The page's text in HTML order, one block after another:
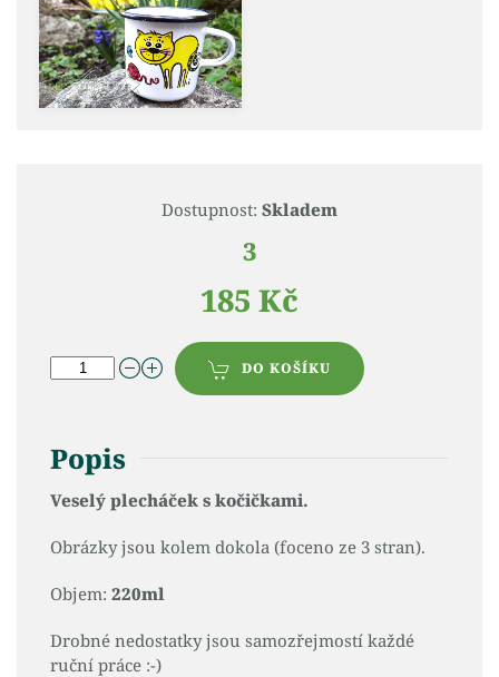
Dostupnost: Skladem
3
185 Kč
DO KOŠÍKU
Popis
Veselý plecháček s kočičkami.
Obrázky jsou kolem dokola (foceno ze 3 stran).
Objem: 220ml
Drobné nedostatky jsou samozřejmostí každé
ruční práce :-)